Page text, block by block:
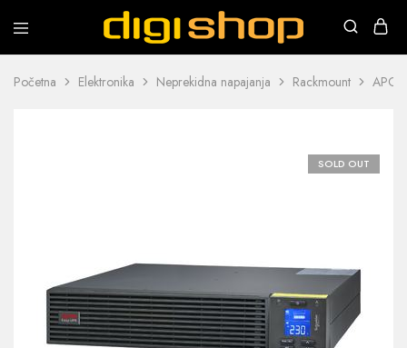
Digishop
Vaša
trgovina!
Početna Elektronika Neprekidna napajanja Rackmount APC
SOLD OUT